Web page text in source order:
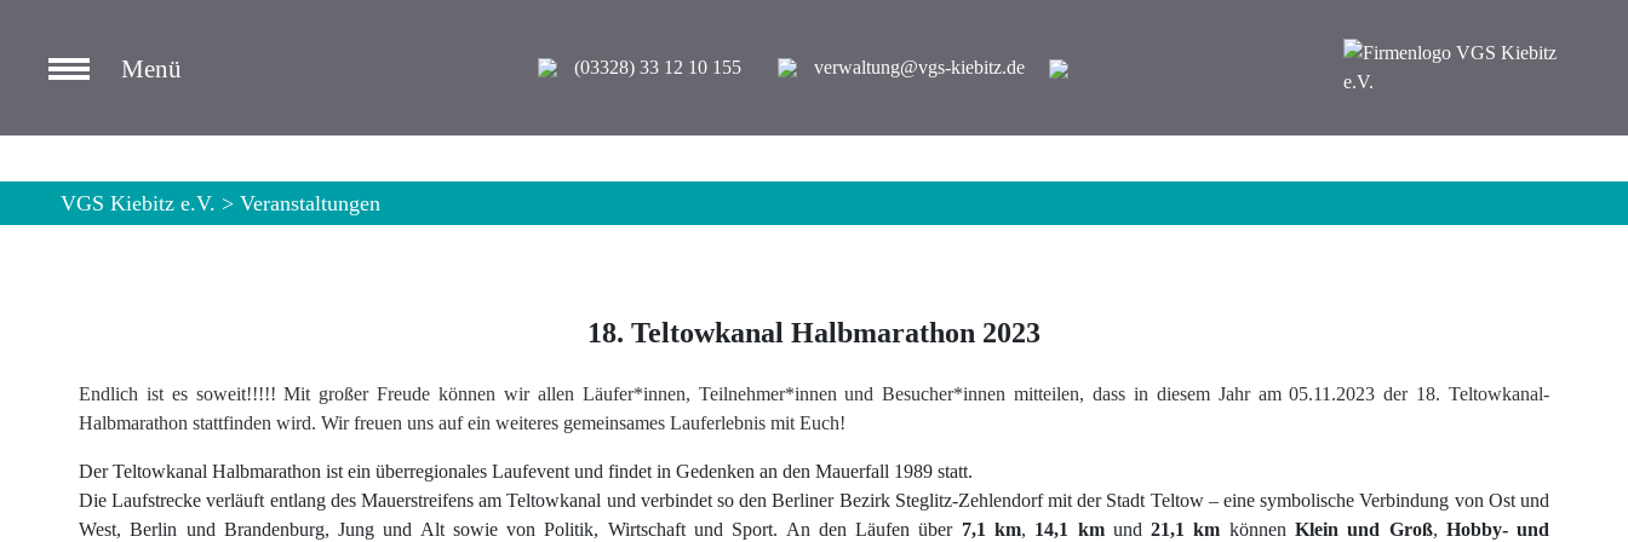
springen
Menü (03328) 33 12 10 155 verwaltung@vgs-kiebitz.de
VGS Kiebitz e.V. > Veranstaltungen
18. Teltowkanal Halbmarathon 2023
Endlich ist es soweit!!!!! Mit großer Freude können wir allen Läufer*innen, Teilnehmer*innen und Besucher*innen mitteilen, dass in diesem Jahr am 05.11.2023 der 18. Teltowkanal-
Halbmarathon stattfinden wird. Wir freuen uns auf ein weiteres gemeinsames Lauferlebnis mit Euch!
Der Teltowkanal Halbmarathon ist ein überregionales Laufevent und findet in Gedenken an den Mauerfall 1989 statt.
Die Laufstrecke verläuft entlang des Mauerstreifens am Teltowkanal und verbindet so den Berliner Bezirk Steglitz-Zehlendorf mit der Stadt Teltow – eine symbolische Verbindung von Ost und
West, Berlin und Brandenburg, Jung und Alt sowie von Politik, Wirtschaft und Sport. An den Läufen über 7,1 km, 14,1 kmund21,1 km können Klein und Groß, Hobby- und